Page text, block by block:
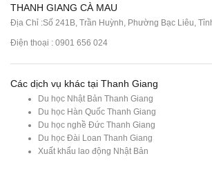
THANH GIANG CÀ MAU
Địa Chỉ :Số 241B, Trần Huỳnh, Phường Bạc Liêu,
Điện thoại : 0901 656 024
Các dịch vụ khác tại Thanh Giang
Du học Nhật Bản Thanh Giang
Du học Hàn Quốc Thanh Giang
Du học nghề Đức Thanh Giang
Du học Đài Loan Thanh Giang
Xuất khẩu lao động Nhật Bản